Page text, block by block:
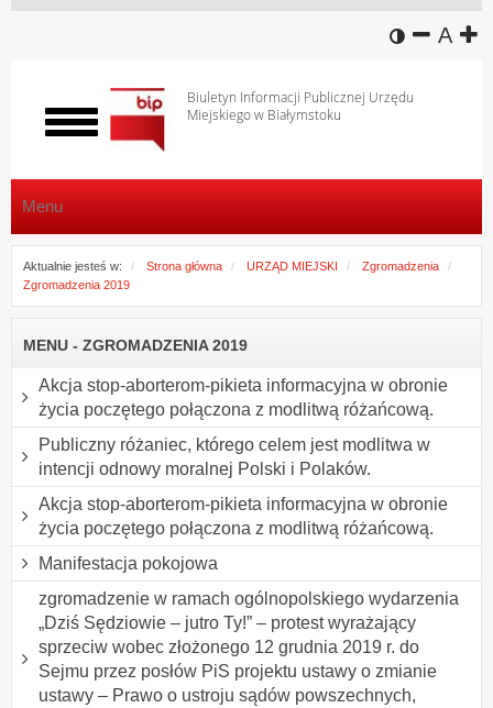
wersja
A
Biuletyn Informacji Publicznej Urzędu
Miejskiego w Białymstoku
Włącz
menu
Menu
Aktualnie jesteś w: Strona główna URZĄD MIEJSKI
Zgromadzenia
Zgromadzenia 2019
MENU - ZGROMADZENIA 2019
Akcja stop-aborterom-pikieta informacyjna w obronie
życia poczętego połączona z modlitwą różańcową.
Publiczny różaniec, którego celem jest modlitwa w
intencji odnowy moralnej Polski i Polaków.
Akcja stop-aborterom-pikieta informacyjna w obronie
życia poczętego połączona z modlitwą różańcową.
Manifestacja pokojowa
zgromadzenie w ramach ogólnopolskiego wydarzenia
„Dziś Sędziowie – jutro Ty!” – protest wyrażający
sprzeciw wobec złożonego 12 grudnia 2019 r. do
Sejmu przez posłów PiS projektu ustawy o zmianie
ustawy – Prawo o ustroju sądów powszechnych,